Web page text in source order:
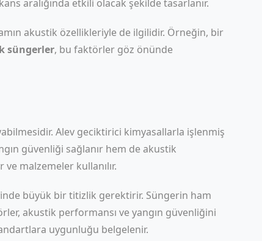
aralığında etkili olacak şekilde tasarlanır.
akustik özellikleriyle de ilgilidir. Örneğin, bir
süngerler, bu faktörler göz önünde
Alev geciktirici kimyasallarla işlenmiş
güvenliği sağlanır hem de akustik
malzemeler kullanılır.
büyük bir titizlik gerektirir. Süngerin ham
akustik performansı ve yangın güvenliğini
uygunluğu belgelenir.